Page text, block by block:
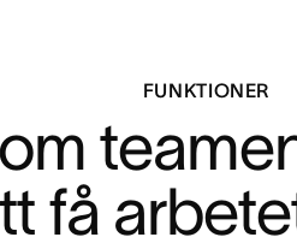
FUNKTIONER
få